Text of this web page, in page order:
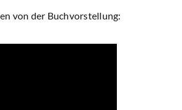
von der Buchvorstellung: